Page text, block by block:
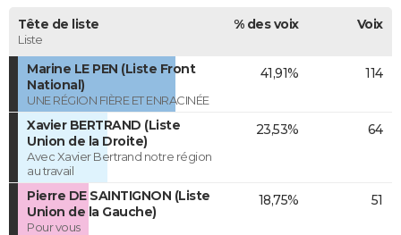
Tête de liste
Liste
% des voix Voix
Marine LE PEN (Liste Front
National)
UNE RÉGION FIÈRE ET ENRACINÉE
41,91% 114
Xavier BERTRAND (Liste
Union de la Droite)
Avec Xavier Bertrand notre région
au travail
23,53% 64
Pierre DE SAINTIGNON (Liste
Union de la Gauche)
Pour vous
18,75% 51